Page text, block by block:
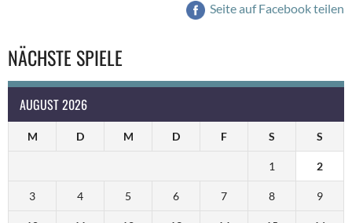
Seite auf Facebook teilen
NÄCHSTE SPIELE
AUGUST 2026
M D M D F S S
1 2
3 4 5 6 7 8 9